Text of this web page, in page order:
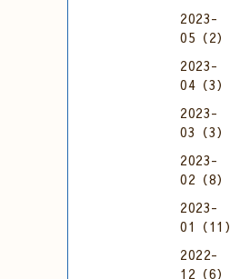
2023-
05（2）
2023-
04（3）
2023-
03（3）
2023-
02（8）
2023-
01（11）
2022-
12（6）